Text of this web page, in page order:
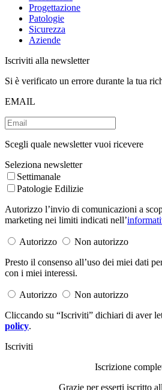
Progettazione
Patologie
Sicurezza
Aziende
Iscriviti alla newsletter
Si è verificato un errore durante la tua
EMAIL
Scegli quale newsletter vuoi ricevere
Seleziona newsletter
Settimanale
Patologie Edilizie
Autorizzo l’invio di comunicazioni a
marketing nei limiti indicati nell’
Autorizzo
Non autorizzo
Presto il consenso all’uso dei miei dati
con i miei interessi.
Autorizzo
Non autorizzo
Cliccando su “Iscriviti” dichiari di aver
policy.
Iscriviti
Iscrizione
Grazie per esserti iscritto